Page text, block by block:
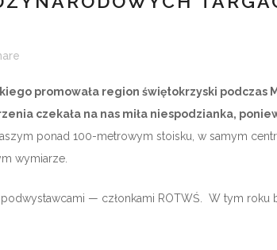
promowała region świętokrzyski podczas
czekała na nas miła niespodzianka,
ponad 100-metrowym stoisku, w samym
wymiarze.
— członkami ROTWŚ. W tym roku